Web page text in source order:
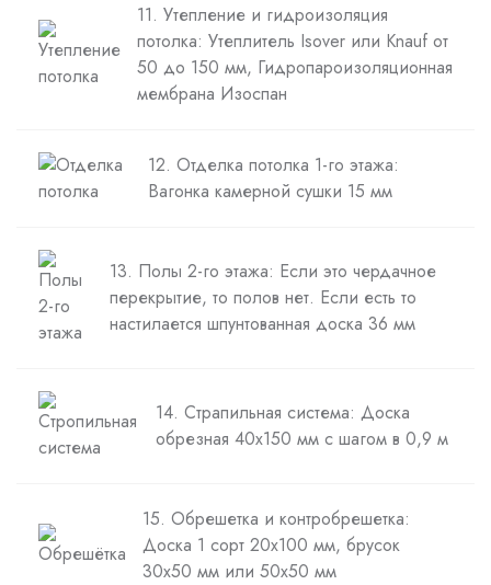
11. Утепление и гидроизоляция
потолка: Утеплитель Isover или Knauf от
50 до 150 мм, Гидропароизоляционная
мембрана Изоспан
12. Отделка потолка 1-го этажа:
Вагонка камерной сушки 15 мм
13. Полы 2-го этажа: Если это чердачное
перекрытие, то полов нет. Если есть то
настилается шпунтованная доска 36 мм
14. Страпильная система: Доска
обрезная 40х150 мм с шагом в 0,9 м
15. Обрешетка и контробрешетка:
Доска 1 сорт 20х100 мм, брусок
30х50 мм или 50х50 мм